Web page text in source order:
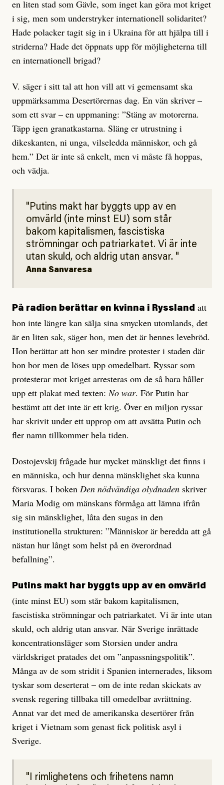
en liten stad som Gävle, som inget kan göra mot kriget
i sig, men som understryker internationell solidaritet?
Hade polacker tagit sig in i Ukraina för att hjälpa till i
striderna? Hade det öppnats upp för möjligheterna till
en internationell brigad?
V. säger i sitt tal att hon vill att vi gemensamt ska
uppmärksamma Desertörernas dag. En vän skriver –
som ett svar – en uppmaning: ”Stäng av motorerna.
Täpp igen granatkastarna. Släng er utrustning i
dikeskanten, ni unga, vilseledda människor, och gå
hem.” Det är inte så enkelt, men vi måste få hoppas,
och vädja.
Putins makt har byggts upp av en
omvärld (inte minst EU) som står
bakom kapitalismen, fascistiska
strömningar och patriarkatet. Vi är inte
utan skuld, och aldrig utan ansvar.
Anna Sanvaresa
På radion berättar en kvinna i Ryssland att
hon inte längre kan sälja sina smycken utomlands, det
är en liten sak, säger hon, men det är hennes levebröd.
Hon berättar att hon ser mindre protester i staden där
hon bor men de löses upp omedelbart. Ryssar som
protesterar mot kriget arresteras om de så bara håller
upp ett plakat med texten:No war. För Putin har
bestämt att det inte är ett krig. Över en miljon ryssar
har skrivit under ett upprop om att avsätta Putin och
fler namn tillkommer hela tiden.
Dostojevskij frågade hur mycket mänskligt det finns i
en människa, och hur denna mänsklighet ska kunna
försvaras. I boken Den nödvändiga olydnaden skriver
Maria Modig om mänskans förmåga att lämna ifrån
sig sin mänsklighet, låta den sugas in den
institutionella strukturen: ”Människor är beredda att gå
nästan hur långt som helst på en överordnad
befallning”.
Putins makt har byggts upp av en omvärld
(inte minst EU) som står bakom kapitalismen,
fascistiska strömningar och patriarkatet. Vi är inte utan
skuld, och aldrig utan ansvar. När Sverige inrättade
koncentrationsläger som Storsien under andra
världskriget pratades det om ”anpassningspolitik”.
Många av de som stridit i Spanien internerades, liksom
tyskar som deserterat – om de inte redan skickats av
svensk regering tillbaka till omedelbar avrättning.
Annat var det med de amerikanska desertörer från
kriget i Vietnam som genast fick politisk asyl i
Sverige.
I rimlighetens och frihetens namn